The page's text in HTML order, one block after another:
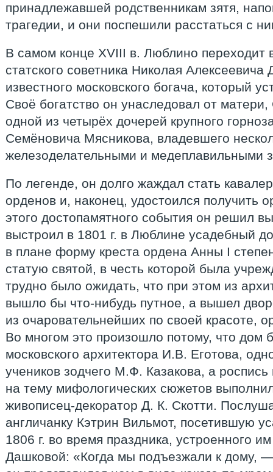
принадлежавшей родственникам зятя,
трагедии, и они поспешили расстаться с
В самом конце XVIII в. Люблино переходит
статского советника Николая
известного московского богача, который
Своё богатство он унаследовал от
одной из четырёх дочерей крупного
Семёновича Мясникова, владевшего
железоделательными и медеплавильными
По легенде, он долго жаждал стать
орденов и, наконец, удостоился получить
этого достопамятного события он решил
выстроил в 1801 г. в Люблине усадебный
в плане форму креста ордена Анны I
статую святой, в честь которой была
трудно было ожидать, что при этом из
вышло бы что-нибудь путное, а вышел
из очаровательнейших по своей красоте,
Во многом это произошло потому, что дом
московского архитектора И.В. Еготова,
учеников зодчего М.Ф. Казакова, а
на тему мифологических сюжетов
живописец-декоратор Д. К. Скотти.
англичанку Кэтрин Вильмот, посетившую
1806 г. во время праздника, устроенного
Дашковой: «Когда мы подъезжали к дому,